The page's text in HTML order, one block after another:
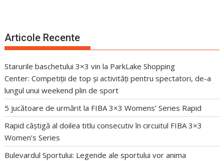
Articole Recente
Starurile baschetului 3×3 vin la ParkLake Shopping
Center: Competiții de top și activități pentru spectatori, de-a
lungul unui weekend plin de sport
5 jucătoare de urmărit la FIBA 3×3 Womens’ Series Rapid
Rapid câștigă al doilea titlu consecutiv în circuitul FIBA 3×3
Women’s Series
Bulevardul Sportului: Legende ale sportului vor anima